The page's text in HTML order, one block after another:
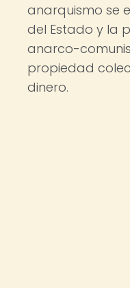
anarquismo se
del Estado y la
anarco-
propiedad
dinero.